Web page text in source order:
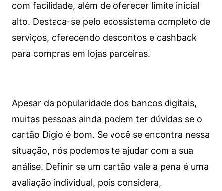
com facilidade, além de oferecer limite inicial
alto. Destaca-se pelo ecossistema completo de
serviços, oferecendo descontos e cashback
para compras em lojas parceiras.
Apesar da popularidade dos bancos digitais,
muitas pessoas ainda podem ter dúvidas se o
cartão Digio é bom. Se você se encontra nessa
situação, nós podemos te ajudar com a sua
análise. Definir se um cartão vale a pena é uma
avaliação individual, pois considera,